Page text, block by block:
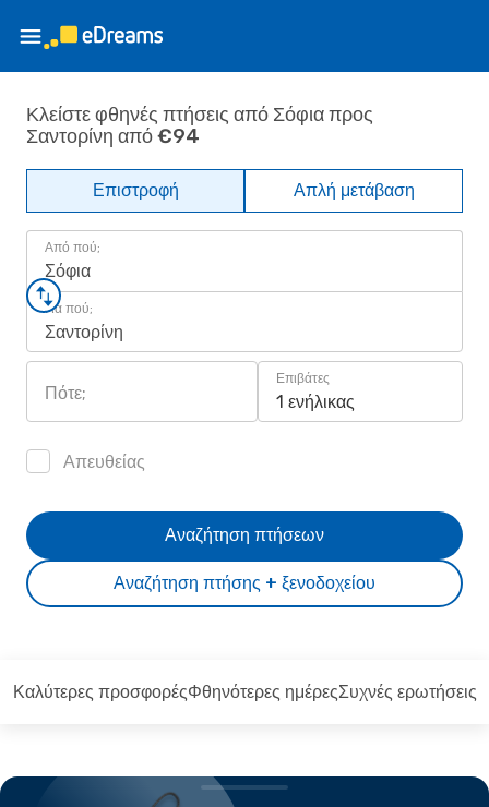
Κλείστε φθηνές πτήσεις από Σόφια προς
Σαντορίνη από €94
Επιστροφή Απλή μετάβαση
Από πού;
Σόφια
Για πού;
Σαντορίνη
Πότε;
Επιβάτες
1 ενήλικας
Απευθείας
Αναζήτηση πτήσης + ξενοδοχείου
Αναζήτηση πτήσεων
Καλύτερες προσφορέςΦθηνότερες ημέρεςΣυχνές ερωτήσεις